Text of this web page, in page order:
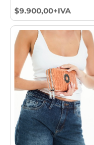
$9.900,00+IVA